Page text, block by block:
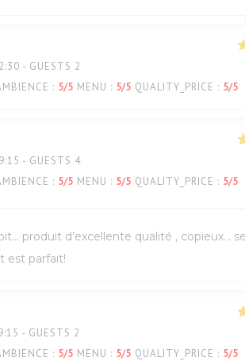
- GUESTS 2
: 5/5 MENU : 5/5 QUALITY_PRICE : 5/5
- GUESTS 4
: 5/5 MENU : 5/5 QUALITY_PRICE : 5/5
produit d’excellente qualité , copieux…
est parfait!
- GUESTS 2
: 5/5 MENU : 5/5 QUALITY_PRICE : 5/5